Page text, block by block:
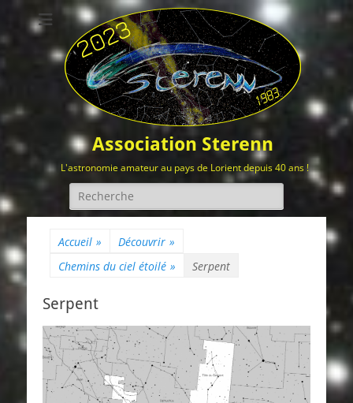
Association Sterenn
L'astronomie amateur au pays de Lorient depuis 40 ans !
Rechercher :
Accueil » Découvrir »
Chemins du ciel étoilé » Serpent
Serpent